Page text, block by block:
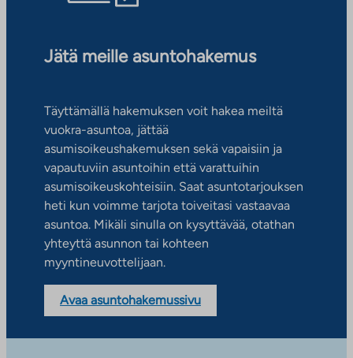
Jätä meille asuntohakemus
Täyttämällä hakemuksen voit hakea meiltä
vuokra-asuntoa, jättää
asumisoikeushakemuksen sekä vapaisiin ja
vapautuviin asuntoihin että varattuihin
asumisoikeuskohteisiin. Saat asuntotarjouksen
heti kun voimme tarjota toiveitasi vastaavaa
asuntoa. Mikäli sinulla on kysyttävää, otathan
yhteyttä asunnon tai kohteen
myyntineuvottelijaan.
Avaa asuntohakemussivu